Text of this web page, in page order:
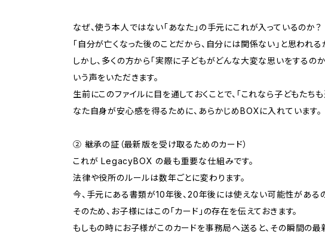
なぜ、使う本人ではない「あなた」の手元にこれが入っているのか？
「自分が亡くなった後のことだから、自分には関係ない」と思われる
しかし、多くの方から「実際に子どもがどんな大変な思いをするのか
いう声をいただきます。
生前にこのファイルに目を通しておくことで、「これなら子どもたち
なた自身が安心感を得るために、あらかじめBOXに入れています。
② 継承の証（最新版を受け取るためのカード）
これが LegacyBOX の最も重要な仕組みです。
法律や役所のルールは数年ごとに変わります。
今、手元にある書類が10年後、20年後には使えない可能性があるの
そのため、お子様にはこの「カード」の存在を伝えておきます。
もしもの時にお子様がこのカードを事務局へ送ると、その瞬間の